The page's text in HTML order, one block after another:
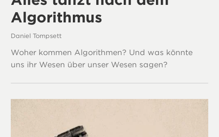
Algorithmus
Daniel Tompsett
Woher kommen Algorithmen? Und was könnte
uns ihr Wesen über unser Wesen sagen?